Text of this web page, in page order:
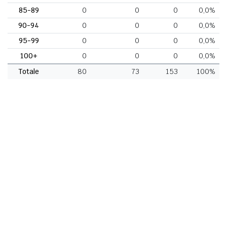
85-89
0 0 0
0,0%
90-94
0 0 0
0,0%
95-99
0 0 0
0,0%
100+
0 0 0
0,0%
Totale
80 73 153 100%